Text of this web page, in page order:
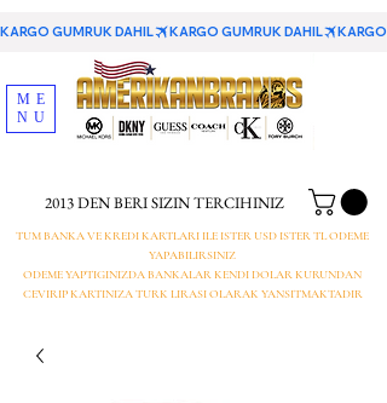
KARGO GUMRUK DAHIL
2013 DEN BERI SIZIN TERCIHINIZ
TUM BANKA VE KREDI KARTLARI ILE ISTER USD ISTER TL ODEME
YAPABILIRSINIZ
ODEME YAPTIGINIZDA BANKALAR KENDI DOLAR KURUNDAN
CEVIRIP KARTINIZA TURK LIRASI OLARAK YANSITMAKTADIR
ME
NU